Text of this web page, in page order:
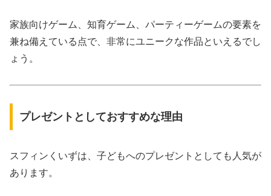
家族向けゲーム、知育ゲーム、パーティーゲームの要素を
兼ね備えている点で、非常にユニークな作品といえるでし
ょう。
プレゼントとしておすすめな理由
スフィンくいずは、子どもへのプレゼントとしても人気が
あります。